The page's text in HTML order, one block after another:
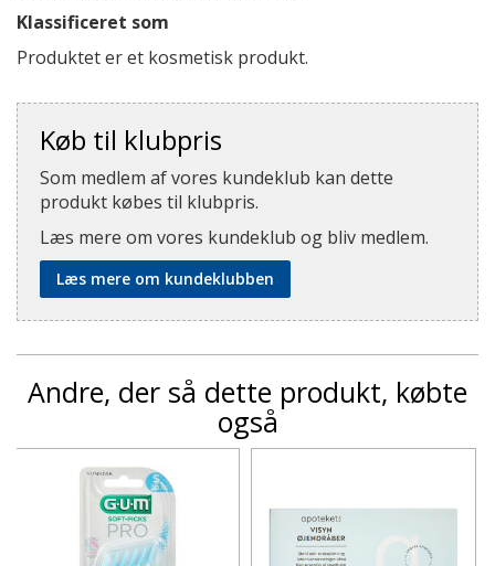
Klassificeret som
Produktet er et kosmetisk produkt.
Køb til klubpris
Som medlem af vores kundeklub kan dette
produkt købes til klubpris.
Læs mere om vores kundeklub og bliv medlem.
Læs mere om kundeklubben
Andre, der så dette produkt, købte
også